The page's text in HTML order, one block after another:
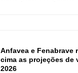
Anfavea e Fenabrave
cima as projeções de
2026